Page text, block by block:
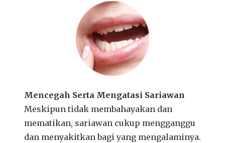
Mencegah Serta Mengatasi Sariawan
Meskipun tidak membahayakan dan
mematikan, sariawan cukup mengganggu
dan menyakitkan bagi yang mengalaminya.